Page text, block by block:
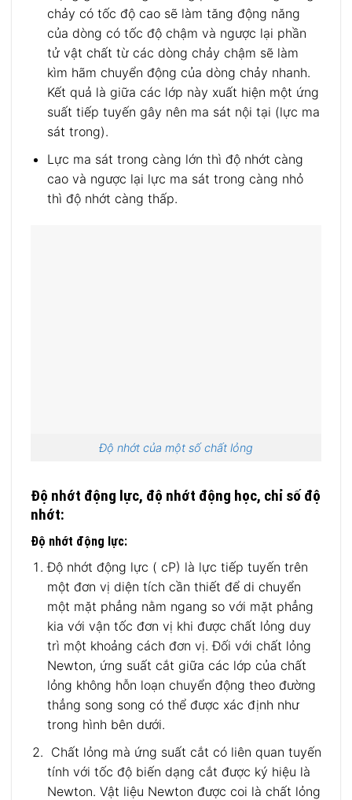
chảy có tốc độ cao sẽ làm tăng động năng
của dòng có tốc độ chậm và ngược lại phần
tử vật chất từ các dòng chảy chậm sẽ làm
kìm hãm chuyển động của dòng chảy nhanh.
Kết quả là giữa các lớp này xuất hiện một ứng
suất tiếp tuyến gây nên ma sát nội tại (lực ma
sát trong).
Lực ma sát trong càng lớn thì độ nhớt càng
cao và ngược lại lực ma sát trong càng nhỏ
thì độ nhớt càng thấp.
Độ nhớt của một số chất lỏng
Độ nhớt động lực, độ nhớt động học, chỉ số độ
nhớt:
Độ nhớt động lực:
Độ nhớt động lực ( cP) là lực tiếp tuyến trên
một đơn vị diện tích cần thiết để di chuyển
một mặt phẳng nằm ngang so với mặt phẳng
kia với vận tốc đơn vị khi được chất lỏng duy
trì một khoảng cách đơn vị. Đối với chất lỏng
Newton, ứng suất cắt giữa các lớp của chất
lỏng không hỗn loạn chuyển động theo đường
thẳng song song có thể được xác định như
trong hình bên dưới.
Chất lỏng mà ứng suất cắt có liên quan tuyến
tính với tốc độ biến dạng cắt được ký hiệu là
Newton. Vật liệu Newton được coi là chất lỏng